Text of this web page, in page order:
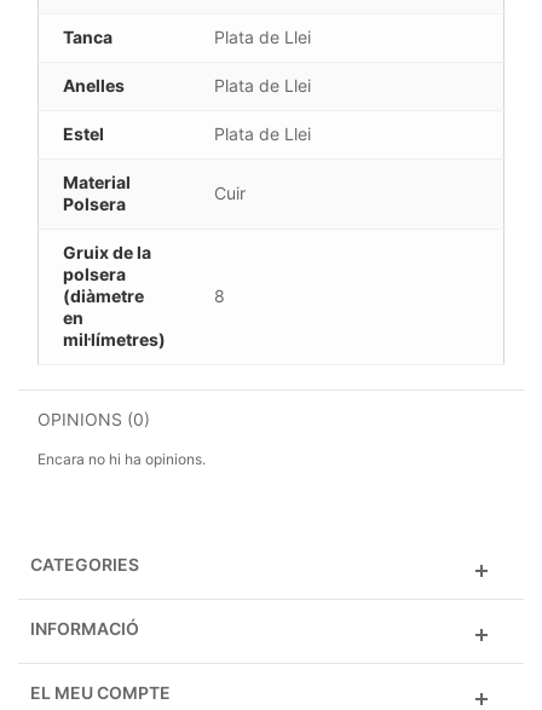
Tanca Plata de Llei
Anelles Plata de Llei
Estel Plata de Llei
Material
Polsera
Cuir
Gruix de la
polsera
(diàmetre
en
mil·límetres)
8
OPINIONS (0)
Encara no hi ha opinions.
CATEGORIES
INFORMACIÓ
EL MEU COMPTE